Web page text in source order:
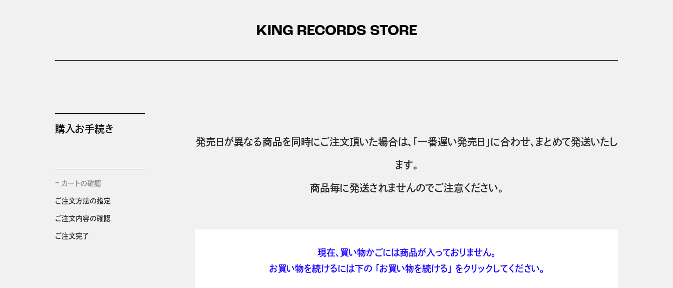
KING RECORDS STORE
購入お手続き
カートの確認
ご注文方法の指定
ご注文内容の確認
ご注文完了
発売日が異なる商品を同時にご注文頂いた場合は、「一番遅い発売日」に合わせ、まとめて発送いたし
ます。
商品毎に発送されませんのでご注意ください。
現在、買い物かごには商品が入っておりません。
お買い物を続けるには下の 「お買い物を続ける」 をクリックしてください。